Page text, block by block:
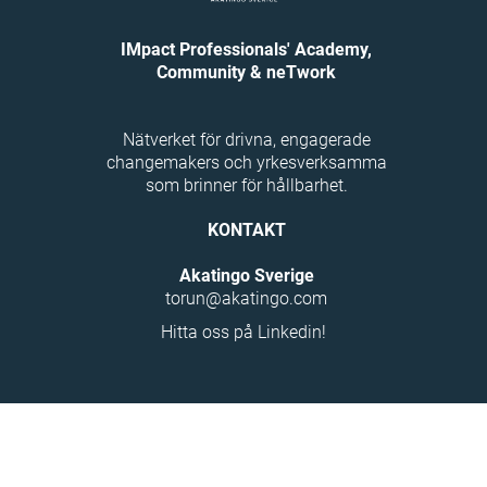
få nya infallsvinklar och idéer.
IMpact Professionals' Academy,
Community & neTwork
Nätverket för drivna, engagerade
changemakers och yrkesverksamma
som brinner för hållbarhet.
KONTAKT
Akatingo Sverige
torun@akatingo.com
Hitta oss på Linkedin!